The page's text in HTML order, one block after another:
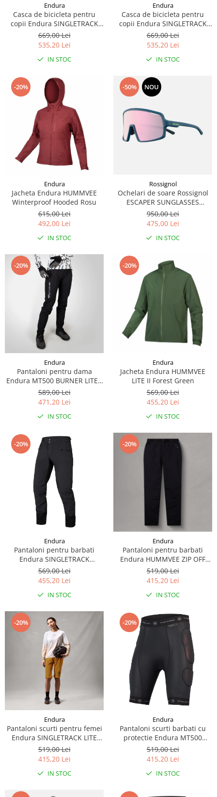
Endura
Casca de bicicleta pentru
copii Endura SINGLETRACK
FULL FACE - GREY CAMO
669,00 Lei
535,20 Lei
IN STOC
Endura
Casca de bicicleta pentru
copii Endura SINGLETRACK
FULL FACE - OLIVE GREEN.
669,00 Lei
535,20 Lei
IN STOC
-20%
Endura
Jacheta Endura HUMMVEE
Winterproof Hooded Rosu
615,00 Lei
492,00 Lei
IN STOC
-50% NOU
Rossignol
Ochelari de soare Rossignol
ESCAPER SUNGLASSES
Photochromic
950,00 Lei
475,00 Lei
IN STOC
-20%
Endura
Pantaloni pentru dama
Endura MT500 BURNER LITE -
Black
589,00 Lei
471,20 Lei
IN STOC
-20%
Endura
Jacheta Endura HUMMVEE
LITE II Forest Green
569,00 Lei
455,20 Lei
IN STOC
-20%
Endura
Pantaloni pentru barbati
Endura SINGLETRACK
TROUSER - BLACK
569,00 Lei
455,20 Lei
IN STOC
-20%
Endura
Pantaloni pentru barbati
Endura HUMMVEE ZIP OFF
TROUSER - BLACK
519,00 Lei
415,20 Lei
IN STOC
-20%
Endura
Pantaloni scurti pentru femei
Endura SINGLETRACK LITE
SHORT - TRAIL BRONZE
519,00 Lei
415,20 Lei
IN STOC
-20%
Endura
Pantaloni scurti barbati cu
protectie Endura MT500
PROTECTOR USHORT- BLACK
519,00 Lei
415,20 Lei
IN STOC